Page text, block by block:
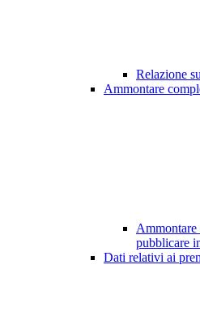
Relazione
Ammontare
Ammontare
pubblicare
Dati relativi ai